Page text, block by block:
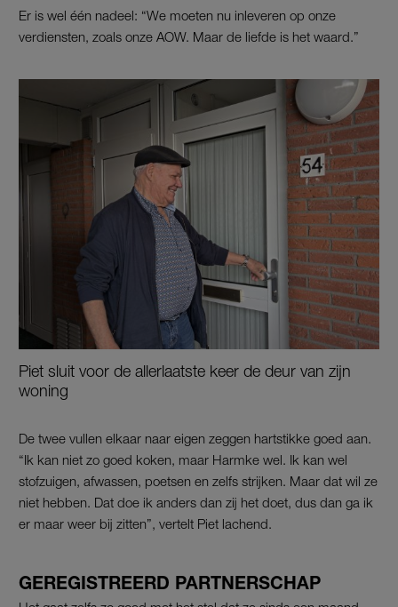
Er is wel één nadeel: “We moeten nu inleveren op onze
verdiensten, zoals onze AOW. Maar de liefde is het waard.”
Piet sluit voor de allerlaatste keer de deur van zijn
woning
De twee vullen elkaar naar eigen zeggen hartstikke goed aan.
“Ik kan niet zo goed koken, maar Harmke wel. Ik kan wel
stofzuigen, afwassen, poetsen en zelfs strijken. Maar dat wil ze
niet hebben. Dat doe ik anders dan zij het doet, dus dan ga ik
er maar weer bij zitten”, vertelt Piet lachend.
GEREGISTREERD PARTNERSCHAP